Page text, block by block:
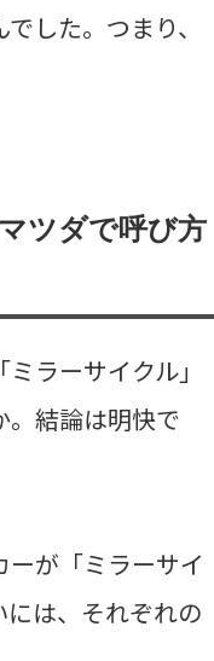
した。つまり、
ツダで呼び方
ラーサイクル」
。結論は明快で
が「ミラーサイ
は、それぞれの